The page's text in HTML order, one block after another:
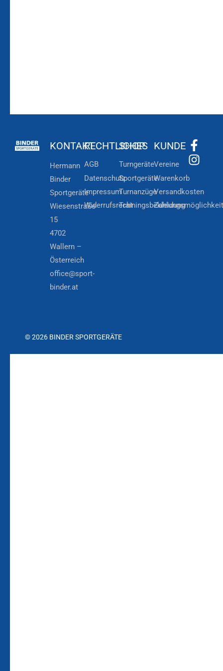
KONTAKT
Hermann
Binder
Sportgeräte
Wiesenstraße
15
4702
Wallern –
Österreich
office@sport-
binder.at
RECHTLICHES
AGB
Datenschutz
Impressum
Widerrufsrecht
SHOP
Turngeräte
Sportgeräte
Turnanzüge
Trainingsbekleidung
KUNDE
Vereine
Warenkorb
Versandkosten
© 2026 BINDER SPORTGERÄTE